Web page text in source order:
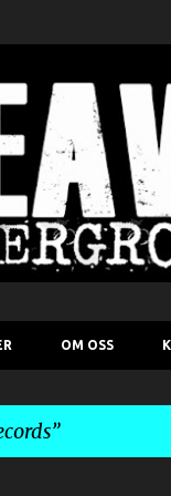
OM OSS